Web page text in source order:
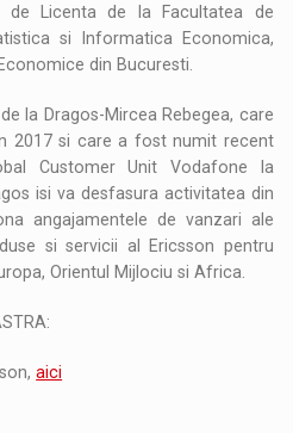
Licenta de la Facultatea de
si Informatica Economica,
din Bucuresti.
la Dragos-Mircea Rebegea, care
2017 si care a fost numit recent
Customer Unit Vodafone la
isi va desfasura activitatea din
angajamentele de vanzari ale
si servicii al Ericsson pentru
Orientul Mijlociu si Africa.
aici